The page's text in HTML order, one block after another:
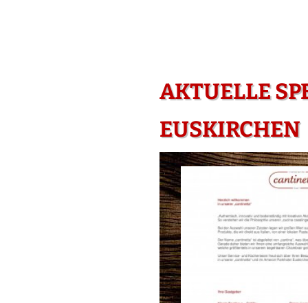
AKTUELLE
EUSKIRCHEN